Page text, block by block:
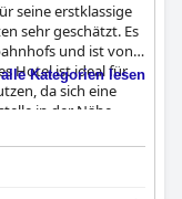
seine erstklassige
sehr geschätzt. Es
und ist von
Hotel ist ideal für
da sich eine
in der Nähe
ruhige
Kategorien lesen